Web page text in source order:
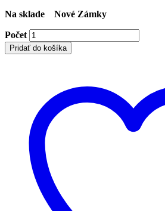
Na sklade
Nové Zámky
Počet
Pridať do košíka